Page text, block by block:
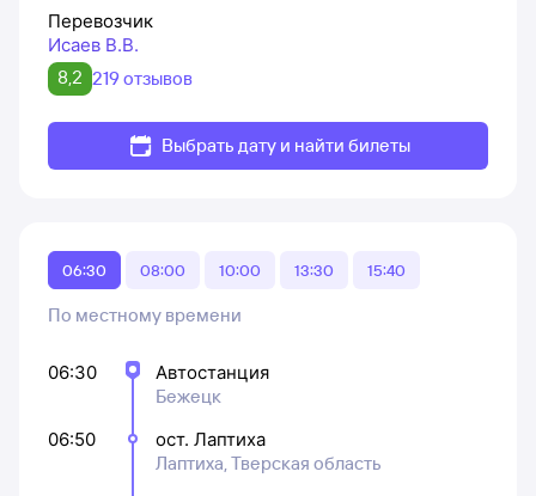
Перевозчик
Исаев В.В.
8,2 219 отзывов
Выбрать дату и найти билеты
06:30 08:00 10:00 13:30 15:40
По местному времени
06:30
Автостанция
Бежецк
06:50
ост. Лаптиха
Лаптиха, Тверская область